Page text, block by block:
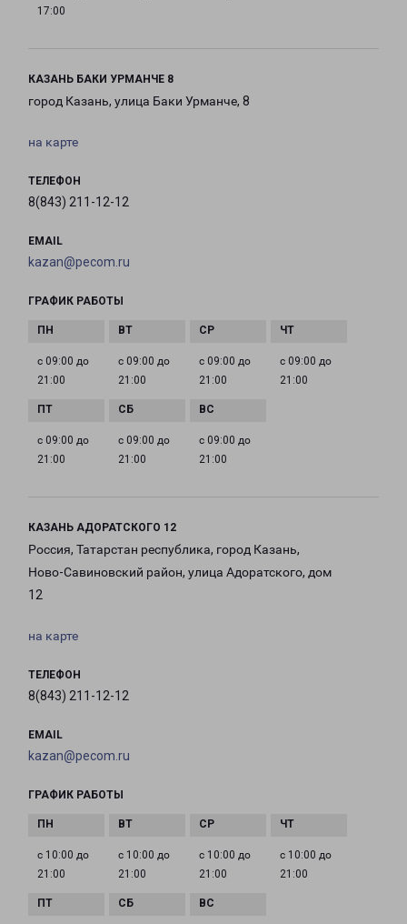
17:00
КАЗАНЬ БАКИ УРМАНЧЕ 8
город Казань, улица Баки Урманче, 8
на карте
ТЕЛЕФОН
8(843) 211-12-12
EMAIL
kazan@pecom.ru
ГРАФИК РАБОТЫ
с 09:00 до
21:00
с 09:00 до
21:00
с 09:00 до
21:00
с 09:00 до
21:00
с 09:00 до
21:00
с 09:00 до
21:00
с 09:00 до
21:00
КАЗАНЬ АДОРАТСКОГО 12
Россия, Татарстан республика, город Казань,
Ново-Савиновский район, улица Адоратского, дом
12
на карте
ТЕЛЕФОН
8(843) 211-12-12
EMAIL
kazan@pecom.ru
ГРАФИК РАБОТЫ
с 10:00 до
21:00
с 10:00 до
21:00
с 10:00 до
21:00
с 10:00 до
21:00